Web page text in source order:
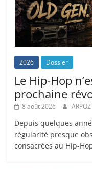
2026 Dossier
Le Hip-Hop
prochaine
8 août 2026 ARPOZ
Depuis quelques
régularité presque
consacrées au Hip-